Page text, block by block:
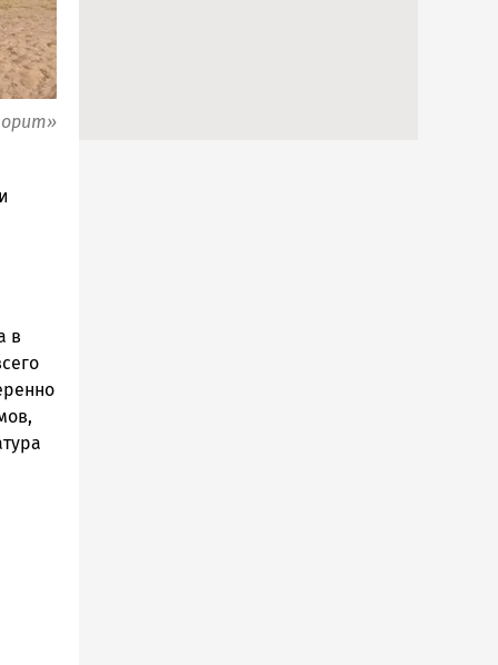
в